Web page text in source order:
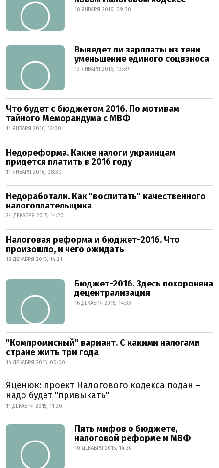
18 ЯНВАРЯ 2016, 09:30
Выведет ли зарплаты из тени
уменьшение единого соцвзноса
13 ЯНВАРЯ 2016, 13:59
Что будет с бюджетом 2016. По мотивам
тайного Меморандума с МВФ
11 ЯНВАРЯ 2016, 12:00
Недореформа. Какие налоги украинцам
придется платить в 2016 году
11 ЯНВАРЯ 2016, 08:30
Недоработали. Как "воспитать" качественного
налогоплательщика
24 ДЕКАБРЯ 2015, 14:20
Налоговая реформа и бюджет-2016. Что
произошло, и чего ожидать
18 ДЕКАБРЯ 2015, 14:21
Бюджет-2016. Здесь похоронена
децентрализация
16 ДЕКАБРЯ 2015, 14:33
"Компромисный" вариант. С какими налогами
стране жить три года
14 ДЕКАБРЯ 2015, 00:00
Яценюк: проект Налогового кодекса подан –
надо будет "привыкать"
11 ДЕКАБРЯ 2015, 11:30
Пять мифов о бюджете,
налоговой реформе и МВФ
10 ДЕКАБРЯ 2015, 14:30